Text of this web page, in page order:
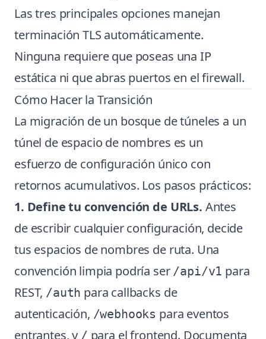
Las tres principales opciones manejan
terminación TLS automáticamente.
Ninguna requiere que poseas una IP
estática ni que abras puertos en el firewall.
Cómo Hacer la Transición
La migración de un bosque de túneles a un
túnel de espacio de nombres es un
esfuerzo de configuración único con
retornos acumulativos. Los pasos prácticos:
1. Define tu convención de URLs. Antes
de escribir cualquier configuración, decide
tus espacios de nombres de ruta. Una
convención limpia podría ser /api/v1 para
REST, /auth para callbacks de
autenticación, /webhooks para eventos
entrantes, y / para el frontend. Documenta